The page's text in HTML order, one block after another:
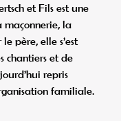
et Fils est une
maçonnerie, la
père, elle s’est
chantiers et de
repris
familiale.